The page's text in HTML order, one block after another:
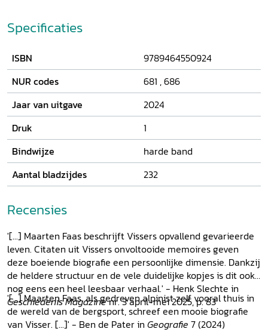
Specificaties
ISBN
9789464550924
NUR codes
681 ,686
Jaar van uitgave
2024
Druk
1
Bindwijze
harde band
Aantal bladzijdes
232
Recensies
'[...] Maarten Faas beschrijft Vissers opvallend gevarieerde
leven. Citaten uit Vissers onvoltooide memoires geven
deze boeiende biografie een persoonlijke dimensie. Dankzij
de heldere structuur en de vele duidelijke kopjes is dit ook
nog eens een heel leesbaar verhaal.' - Henk Slechte in
Geschiedenis Magazinenr. 3 april-mei 2025, p. 83
'[...] Maarten Faas, als gedreven alpinist zelf vooral thuis in
de wereld van de bergsport, schreef een mooie biografie
van Visser. [...]' - Ben de Pater in Geografie 7 (2024)